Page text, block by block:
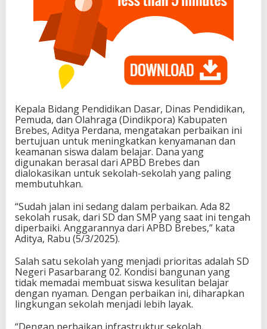
Kepala Bidang Pendidikan Dasar, Dinas Pendidikan,
Pemuda, dan Olahraga (Dindikpora) Kabupaten
Brebes, Aditya Perdana, mengatakan perbaikan ini
bertujuan untuk meningkatkan kenyamanan dan
keamanan siswa dalam belajar. Dana yang
digunakan berasal dari APBD Brebes dan
dialokasikan untuk sekolah-sekolah yang paling
membutuhkan.
“Sudah jalan ini sedang dalam perbaikan. Ada 82
sekolah rusak, dari SD dan SMP yang saat ini tengah
diperbaiki. Anggarannya dari APBD Brebes,” kata
Aditya, Rabu (5/3/2025).
Salah satu sekolah yang menjadi prioritas adalah SD
Negeri Pasarbarang 02. Kondisi bangunan yang
tidak memadai membuat siswa kesulitan belajar
dengan nyaman. Dengan perbaikan ini, diharapkan
lingkungan sekolah menjadi lebih layak.